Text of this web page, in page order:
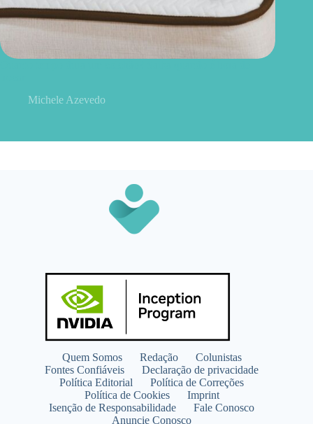
Michele Azevedo
Quem Somos Redação
Colunistas
Fontes Confiáveis
Declaração de privacidade
Política Editorial
Política de Correções
Política de Cookies
Imprint
Isenção de Responsabilidade
Fale Conosco
Anuncie Conosco